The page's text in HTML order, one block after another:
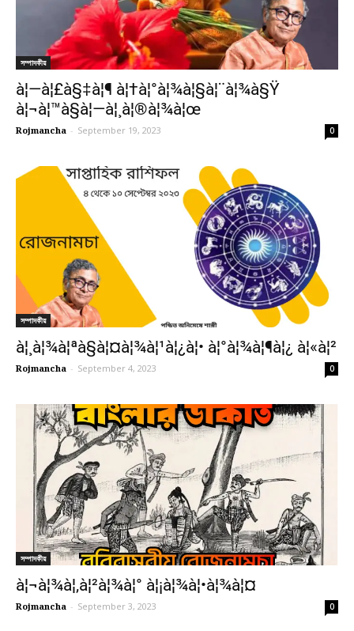
সম্পাদকীয়
à¦—à¦£à§‡à¦¶ à¦†à¦°à¦¾à¦§à¦¨à¦¾à§Ÿ
à¦¬à¦™à§à¦—à¦¸à¦®à¦¾à¦œ
Rojmancha - September 19, 2023 0
সম্পাদকীয়
à¦¸à¦¾à¦ªà§à¦¤à¦¾à¦¹à¦¿à¦• à¦°à¦¾à¦¶à¦¿ à¦«à¦²
Rojmancha - September 4, 2023 0
সম্পাদকীয়
à¦¬à¦¾à¦‚à¦²à¦¾à¦° à¦¡à¦¾à¦•à¦¾à¦¤
Rojmancha - September 3, 2023 0